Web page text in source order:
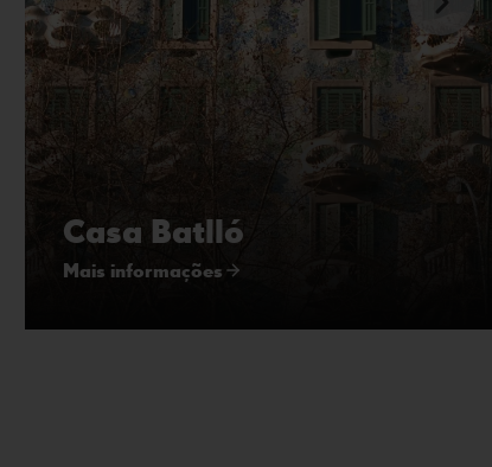
Casa Batlló
Mais informações